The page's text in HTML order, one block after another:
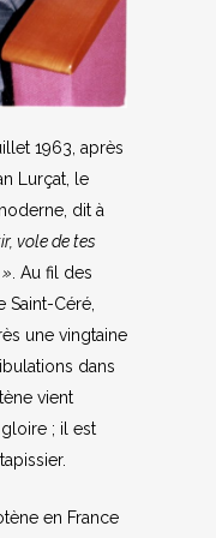
1963, après
Lurçat, le
dit à
vole de tes
. Au fil des
Saint-Céré,
une vingtaine
dans
vient
gloire ; il est
en France